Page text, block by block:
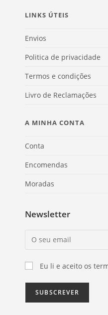
LINKS ÚTEIS
Envios
Politica de privacidade
Termos e condições
Livro de Reclamações
A MINHA CONTA
Conta
Encomendas
Moradas
Newsletter
Eu li e aceito os